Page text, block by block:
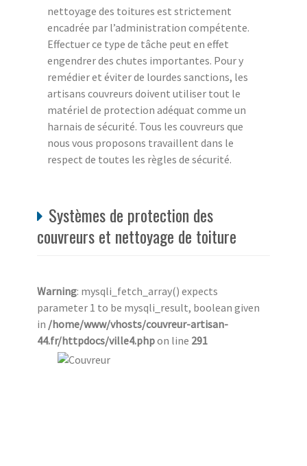
nettoyage des toitures est strictement
encadrée par l’administration compétente.
Effectuer ce type de tâche peut en effet
engendrer des chutes importantes. Pour y
remédier et éviter de lourdes sanctions, les
artisans couvreurs doivent utiliser tout le
matériel de protection adéquat comme un
harnais de sécurité. Tous les couvreurs que
nous vous proposons travaillent dans le
respect de toutes les règles de sécurité.
Systèmes de protection des
couvreurs et nettoyage de toiture
Warning: mysqli_fetch_array() expects
parameter 1 to be mysqli_result, boolean given
in /home/www/vhosts/couvreur-artisan-
44.fr/httpdocs/ville4.phpon line 291